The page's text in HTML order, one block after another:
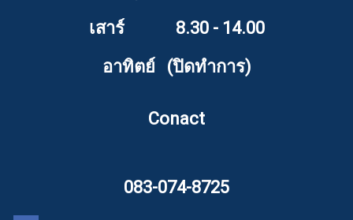
เสาร์ 8.30 - 14.00
อาทิตย์ (ปิดทำการ)
Conact
083-074-8725